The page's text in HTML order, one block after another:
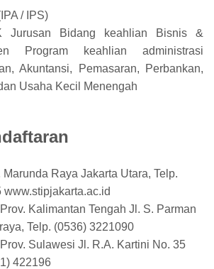
/ IPS)
Jurusan Bidang keahlian Bisnis &
Program keahlian administrasi
Akuntansi, Pemasaran, Perbankan,
Usaha Kecil Menengah
Raya Jakarta Utara, Telp.
www.stipjakarta.ac.id
Kalimantan Tengah Jl. S. Parman
Telp. (0536) 3221090
Sulawesi Jl. R.A. Kartini No. 35
422196